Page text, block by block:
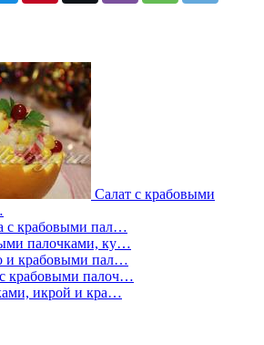
Салат с крабовыми
с крабовыми пал…
палочками, ку…
и крабовыми пал…
крабовыми палоч…
икрой и кра…